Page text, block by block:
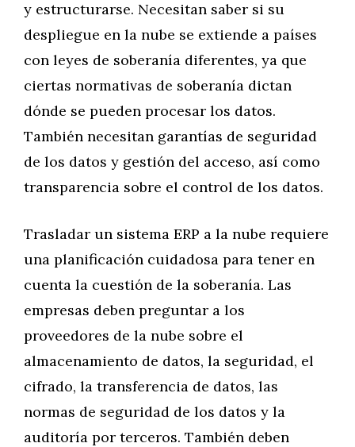
y estructurarse. Necesitan saber si su
despliegue en la nube se extiende a países
con leyes de soberanía diferentes, ya que
ciertas normativas de soberanía dictan
dónde se pueden procesar los datos.
También necesitan garantías de seguridad
de los datos y gestión del acceso, así como
transparencia sobre el control de los datos.
Trasladar un sistema ERP a la nube requiere
una planificación cuidadosa para tener en
cuenta la cuestión de la soberanía. Las
empresas deben preguntar a los
proveedores de la nube sobre el
almacenamiento de datos, la seguridad, el
cifrado, la transferencia de datos, las
normas de seguridad de los datos y la
auditoría por terceros. También deben